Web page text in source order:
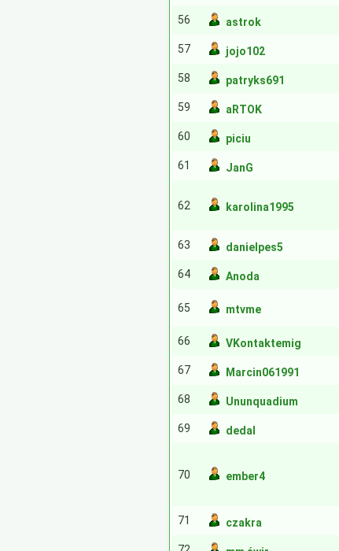
56 astrok
57 jojo102
58 patryks691
59 aRTOK
60 piciu
61 JanG
62 karolina1995
63 danielpes5
64 Anoda
65 mtvme
66 VKontaktemig
67 Marcin061991
68 Ununquadium
69 dedal
70 ember4
71 czakra